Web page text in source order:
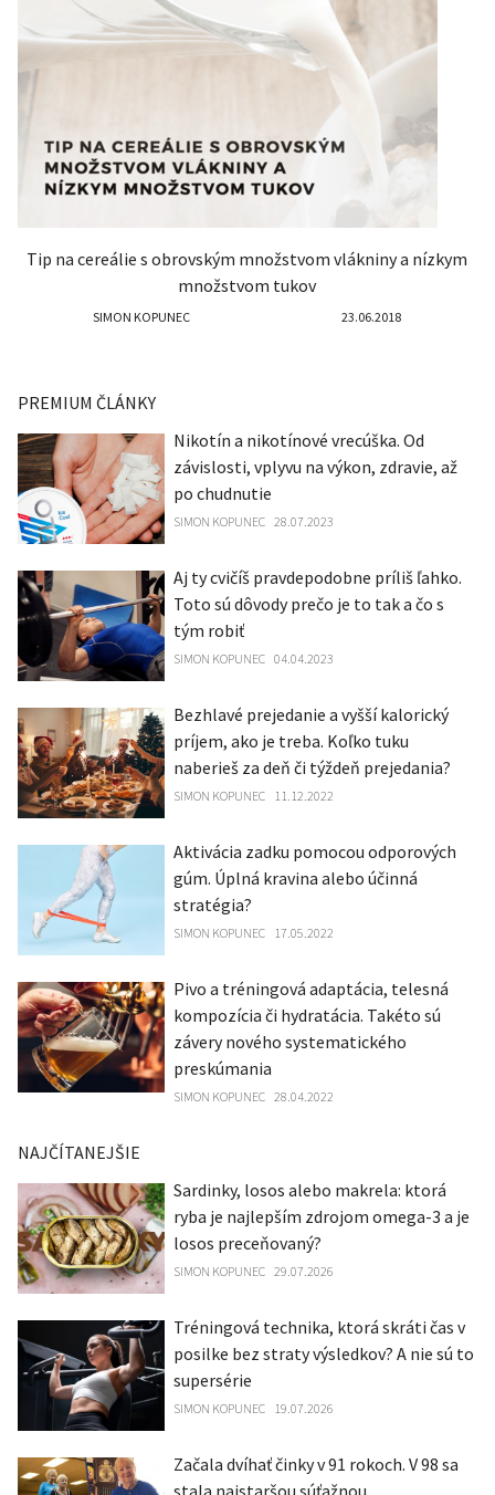
Tip na cereálie s obrovským množstvom vlákniny a nízkym
množstvom tukov
SIMON KOPUNEC 23.06.2018
PREMIUM ČLÁNKY
Nikotín a nikotínové vrecúška. Od
závislosti, vplyvu na výkon, zdravie, až
po chudnutie
SIMON KOPUNEC 28.07.2023
Aj ty cvičíš pravdepodobne príliš ľahko.
Toto sú dôvody prečo je to tak a čo s
tým robiť
SIMON KOPUNEC 04.04.2023
Bezhlavé prejedanie a vyšší kalorický
príjem, ako je treba. Koľko tuku
naberieš za deň či týždeň prejedania?
SIMON KOPUNEC 11.12.2022
Aktivácia zadku pomocou odporových
gúm. Úplná kravina alebo účinná
stratégia?
SIMON KOPUNEC 17.05.2022
Pivo a tréningová adaptácia, telesná
kompozícia či hydratácia. Takéto sú
závery nového systematického
preskúmania
SIMON KOPUNEC 28.04.2022
NAJČÍTANEJŠIE
Sardinky, losos alebo makrela: ktorá
ryba je najlepším zdrojom omega-3 a je
losos preceňovaný?
SIMON KOPUNEC 29.07.2026
Tréningová technika, ktorá skráti čas v
posilke bez straty výsledkov? A nie sú to
supersérie
SIMON KOPUNEC 19.07.2026
Začala dvíhať činky v 91 rokoch. V 98 sa
stala najstaršou súťažnou